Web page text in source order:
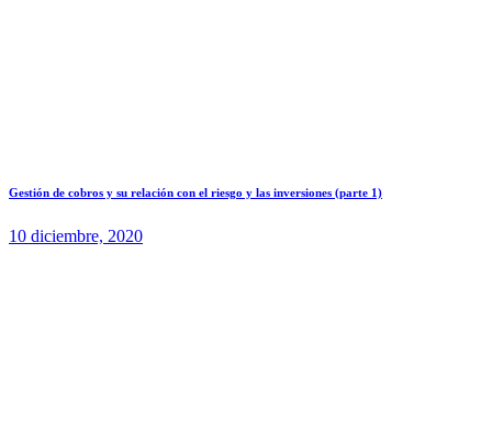
Gestión de cobros y su relación con el riesgo y las inversiones (parte 1)
10 diciembre, 2020